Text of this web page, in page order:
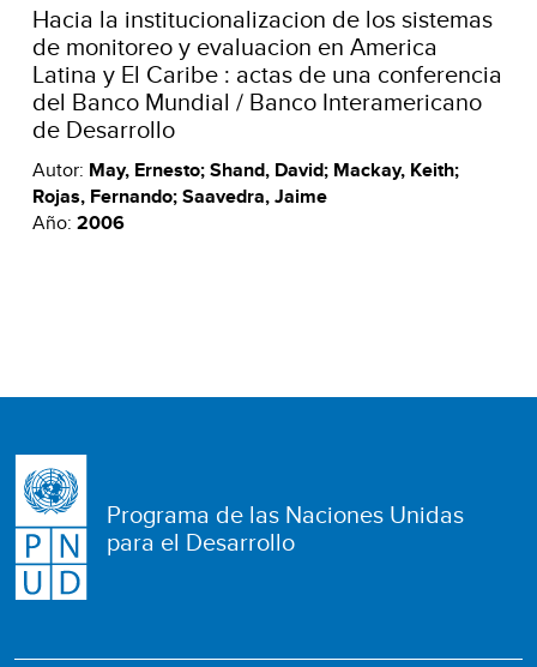
Hacia la institucionalizacion de los sistemas
de monitoreo y evaluacion en America
Latina y El Caribe : actas de una conferencia
del Banco Mundial / Banco Interamericano
de Desarrollo
Autor: May, Ernesto; Shand, David; Mackay, Keith;
Rojas, Fernando; Saavedra, Jaime
Año: 2006
Programa de las Naciones Unidas
para el Desarrollo